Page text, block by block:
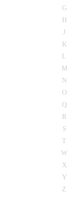
G
H
J
K
L
M
N
O
Q
R
S
T
W
X
Y
Z